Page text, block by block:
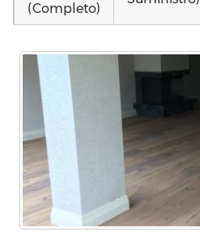
(Completo)
parquet o
Tarima
Local
Comercial
Vivienda
(Completa)